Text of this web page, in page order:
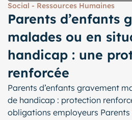
Social - Ressources Humaines
Parents d’enfants
malades ou en
handicap : une
renforcée
Parents d’enfants gravement
de handicap : protection
obligations employeurs Parents